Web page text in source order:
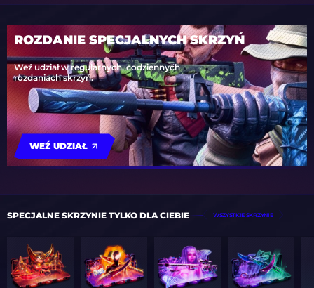
ROZDANIE SPECJALNYCH SKRZYŃ
Weź udział w regularnych, codziennych
rozdaniach skrzyń.
WEŹ UDZIAŁ
SPECJALNE SKRZYNIE TYLKO DLA CIEBIE WSZYSTKIE SKRZYNIE